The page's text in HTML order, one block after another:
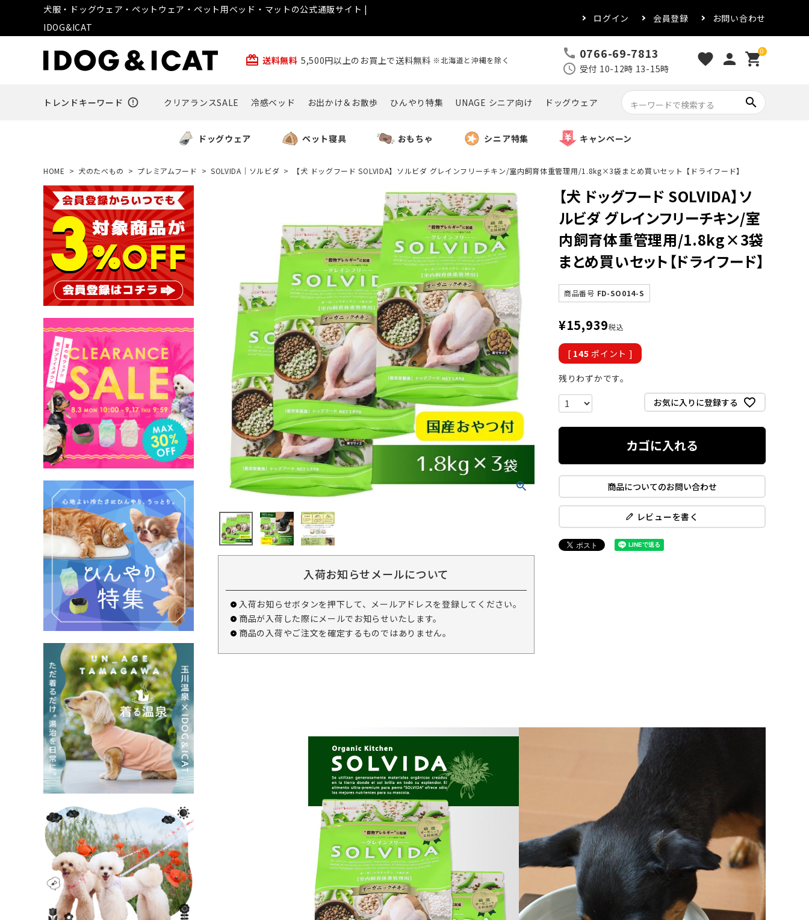
犬服・ドッグウェア・ペットウェア・ペット用ベッド・マットの公式通販サイト |
IDOG&ICAT
ログイン 会員登録 お問い合わせ
card_giftcard 送料無料 5,500円以上のお買上で送料無料 ※北海道と沖縄を除く call 0766-69-7813
schedule 受付 10-12時 13-15時
favorite person 0
shopping_cart
トレンドキーワード error_outline クリアランスSALE 冷感ベッド お出かけ＆お散歩 ひんやり特集 UNAGE シニア向け ドッグウェア search
ドッグウェア ペット寝具 おもちゃ シニア特集 キャンペーン
HOME 犬のたべもの プレミアムフード SOLVIDA｜ソルビダ 【犬 ドッグフード SOLVIDA】ソルビダ グレインフリーチキン/室内飼育体重管理用/1.8kg×3袋まとめ買いセット【ドライフード】
入荷お知らせメールについて
入荷お知らせボタンを押下して、メールアドレスを登録してください。
商品が入荷した際にメールでお知らせいたします。
商品の入荷やご注文を確定するものではありません。
【犬 ドッグフード SOLVIDA】ソ
ルビダ グレインフリーチキン/室
内飼育体重管理用/1.8kg×3袋
まとめ買いセット【ドライフード】
商品番号 FD-SO014-S
¥15,939税込
[ 145 ポイント ]
残りわずかです。
お気に入りに登録する
カゴに入れる
商品についてのお問い合わせ
レビューを書く